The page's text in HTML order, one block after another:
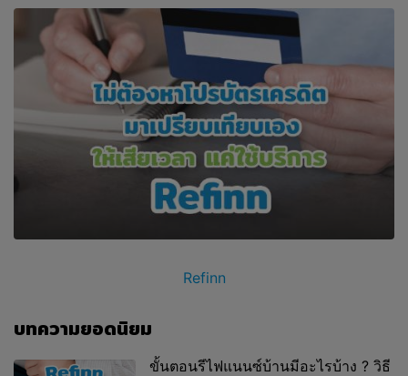
Refinn
บทความยอดนิยม
ขั้นตอนรีไฟแนนซ์บ้านมีอะไรบ้าง ? วิธี